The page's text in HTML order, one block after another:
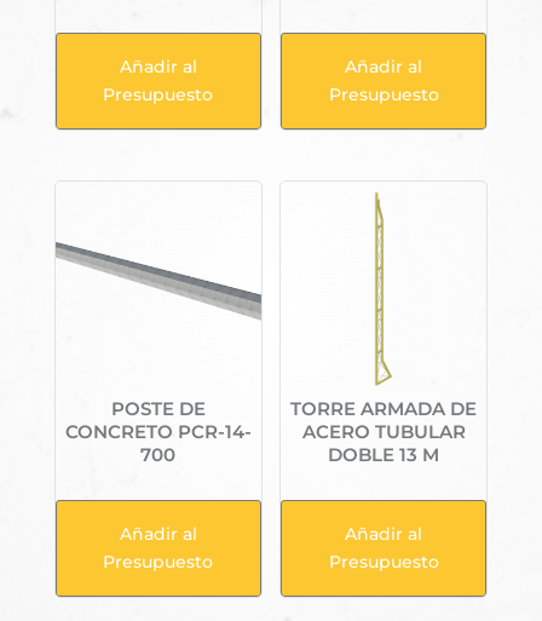
Añadir al
Presupuesto
Añadir al
Presupuesto
POSTE DE
CONCRETO PCR-14-
700
Añadir al
Presupuesto
TORRE ARMADA DE
ACERO TUBULAR
DOBLE 13 M
Añadir al
Presupuesto